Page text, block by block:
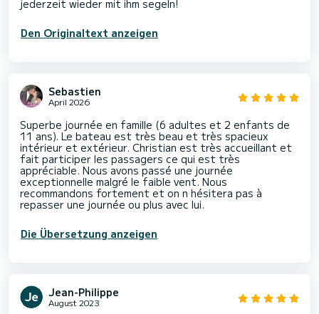
Den Originaltext anzeigen
Sebastien
April 2026
Superbe journée en famille (6 adultes et 2 enfants de
11 ans). Le bateau est très beau et très spacieux
intérieur et extérieur. Christian est très accueillant et
fait participer les passagers ce qui est très
appréciable. Nous avons passé une journée
exceptionnelle malgré le faible vent. Nous
recommandons fortement et on n hésitera pas à
repasser une journée ou plus avec lui.
Die Übersetzung anzeigen
Jean-Philippe
August 2023